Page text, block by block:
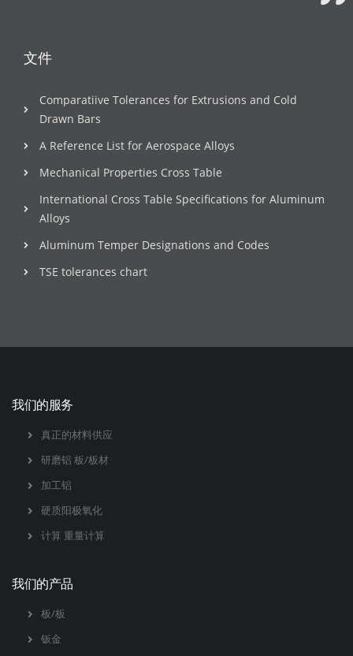
文件
Comparatiive Tolerances for Extrusions and Cold
Drawn Bars
A Reference List for Aerospace Alloys
Mechanical Properties Cross Table
International Cross Table Specifications for Aluminum
Alloys
Aluminum Temper Designations and Codes
TSE tolerances chart
我们的服务
真正的材料供应
研磨铝 板/板材
加工铝
硬质阳极氧化
计算 重量计算
我们的产品
板/板
钣金